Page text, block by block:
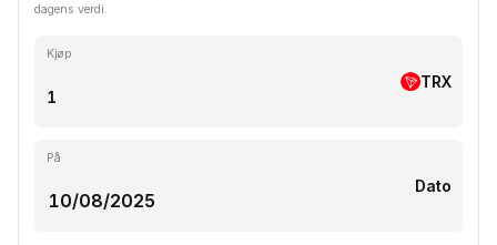
dagens verdi.
Kjøp
TRX
På
Dato